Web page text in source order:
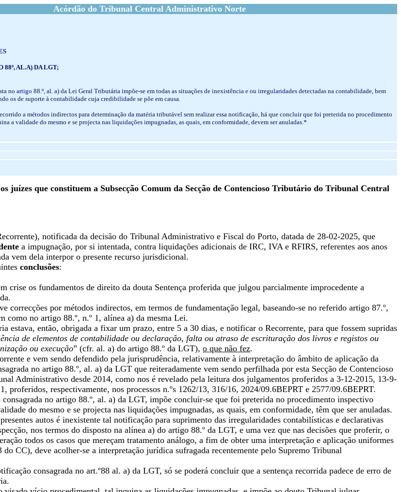
Acórdão do Tribunal Central Administrativo Norte
88º, AL.A) DA LGT;
no artigo 88.º, al. a) da Lei Geral Tributária impõe-se em todas as situações de inexistência e ou irregularidades detectadas na contabilidade, bem
os de suporte à contabilidade cuja credibilidade se põe em causa.
a métodos indirectos para determinação da matéria tributável sem realizar essa notificação, há que concluir que foi preterida no procedimento
a validade do mesmo e se projecta nas liquidações impugnadas, as quais, em conformidade, devem ser anuladas.*
juízes que constituem a Subsecção Comum da Secção de Contencioso Tributário do Tribunal Central
notificada da decisão do Tribunal Administrativo e Fiscal do Porto, datada de 28-02-2025, que
a impugnação, por si intentada, contra liquidações adicionais de IRC, IVA e RFIRS, referentes aos anos
vem dela interpor o presente recurso jurisdicional.
conclusões:
crise os fundamentos de direito da douta Sentença proferida que julgou parcialmente improcedente a
correcções por métodos indirectos, em termos de fundamentação legal, baseando-se no referido artigo 87.º,
como no artigo 88.º, n.º 1, alínea a) da mesma Lei.
estava, então, obrigada a fixar um prazo, entre 5 a 30 dias, e notificar o Recorrente, para que fossem supridas
de elementos de contabilidade ou declaração, falta ou atraso de escrituração dos livros e registos ou
ou execução” (cfr. al. a) do artigo 88.º da LGT), o que não fez.
e vem sendo defendido pela jurisprudência, relativamente à interpretação do âmbito de aplicação da
no artigo 88.º, al. a) da LGT que reiteradamente vem sendo perfilhada por esta Secção de Contencioso
Administrativo desde 2014, como nos é revelado pela leitura dos julgamentos proferidos a 3-12-2015, 13-9-
proferidos, respectivamente, nos processos n.ºs 1262/13, 316/16, 2024/09.6BEPRT e 2577/09.6BEPRT.
no artigo 88.º, al. a) da LGT, impõe concluir-se que foi preterida no procedimento inspectivo
do mesmo e se projecta nas liquidações impugnadas, as quais, em conformidade, têm que ser anuladas.
autos é inexistente tal notificação para suprimento das irregularidades contabilísticas e declarativas
nos termos do disposto na alínea a) do artigo 88.º da LGT, e uma vez que nas decisões que proferir, o
todos os casos que mereçam tratamento análogo, a fim de obter uma interpretação e aplicação uniformes
CC), deve acolher-se a interpretação jurídica sufragada recentemente pelo Supremo Tribunal
consagrada no art.º88 al. a) da LGT, só se poderá concluir que a sentença recorrida padece de erro de